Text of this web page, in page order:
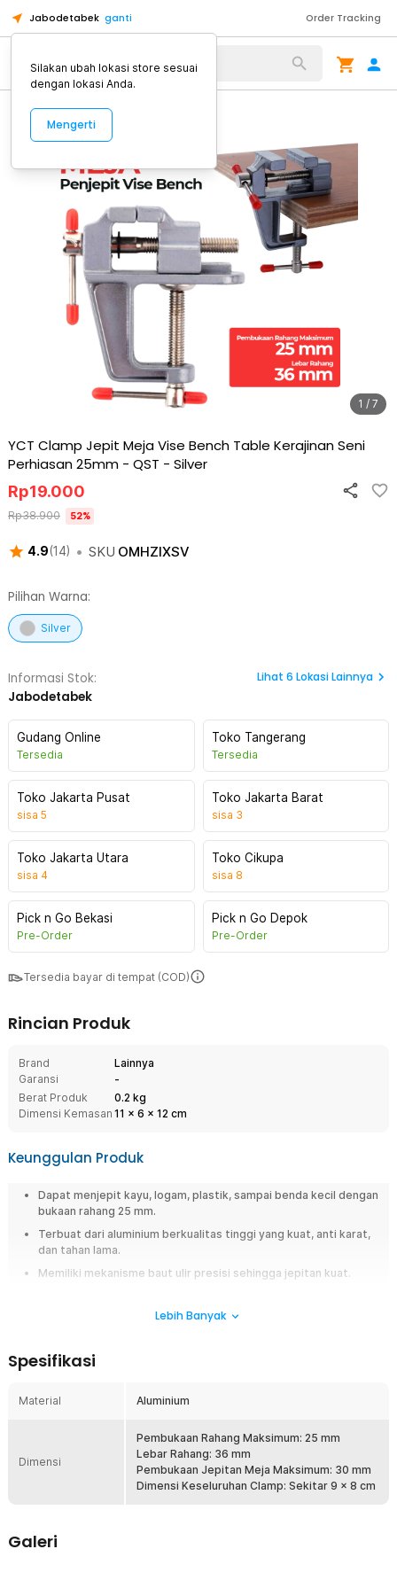
Jabodetabek ganti Order Tracking
Alat Kopi
1 / 7
YCT Clamp Jepit Meja Vise Bench Table Kerajinan Seni
Perhiasan 25mm - QST - Silver
4.9(14) • SKU OMHZIXSV
Rp19.000
Rp38.900 52%
Pilihan Warna:
Silver
Informasi Stok:
Jabodetabek
Lihat 6 Lokasi Lainnya
Gudang Online
Tersedia
Toko Tangerang
Tersedia
Toko Jakarta Pusat
sisa 5
Toko Jakarta Barat
sisa 3
Toko Jakarta Utara
sisa 4
Toko Cikupa
sisa 8
Pick n Go Bekasi
Pre-Order
Pick n Go Depok
Pre-Order
Tersedia bayar di tempat (COD)
Rincian Produk
Brand
Lainnya
Garansi
-
Berat Produk
0.2 kg
Dimensi Kemasan 11 x 6 x 12 cm
Keunggulan Produk
Dapat menjepit kayu, logam, plastik, sampai benda kecil dengan
bukaan rahang 25 mm.
Terbuat dari aluminium berkualitas tinggi yang kuat, anti karat,
dan tahan lama.
Memiliki mekanisme baut ulir presisi sehingga jepitan kuat.
kokoh, alat ini dapat menjepit dan mengunci benda secara cepat dan
material. Dibuat dari bahan berkualitas tinggi yang tahan lama, alat ini
Fitur
Penggunaan Profesional untuk Berbagai Kegiatan
perhiasan, kerajinan tangan, hingga proyek DIY. Alat ini memberikan
Lebih Banyak
Spesifikasi
Material Aluminium
Dimensi
Pembukaan Rahang Maksimum: 25 mm
Lebar Rahang: 36 mm
Pembukaan Jepitan Meja Maksimum: 30 mm
Dimensi Keseluruhan Clamp: Sekitar 9 x 8 cm
Galeri
Silakan ubah lokasi store sesuai
dengan lokasi Anda.
Mengerti